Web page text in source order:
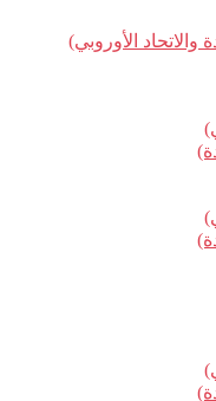
والاتحاد الأوروبي)